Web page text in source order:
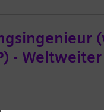
-